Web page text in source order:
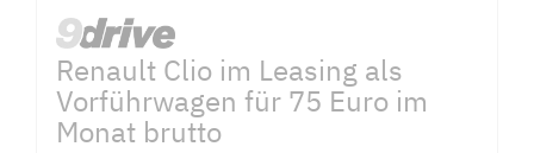
Renault Clio im Leasing als
Vorführwagen für 75 Euro im
Monat brutto